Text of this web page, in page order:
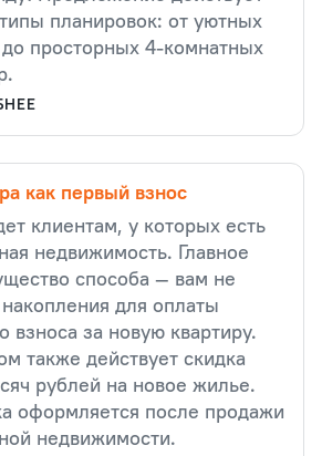
планировок: от уютных
до просторных 4-комнатных
как первый взнос
клиентам, у которых есть
недвижимость. Главное
способа — вам не
для оплаты
взноса за новую квартиру.
также действует скидка
рублей на новое жилье.
оформляется после продажи
недвижимости.